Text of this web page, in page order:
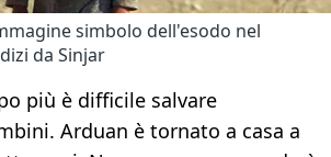
simbolo dell'esodo nel
da Sinjar
più è difficile salvare
Arduan è tornato a casa a